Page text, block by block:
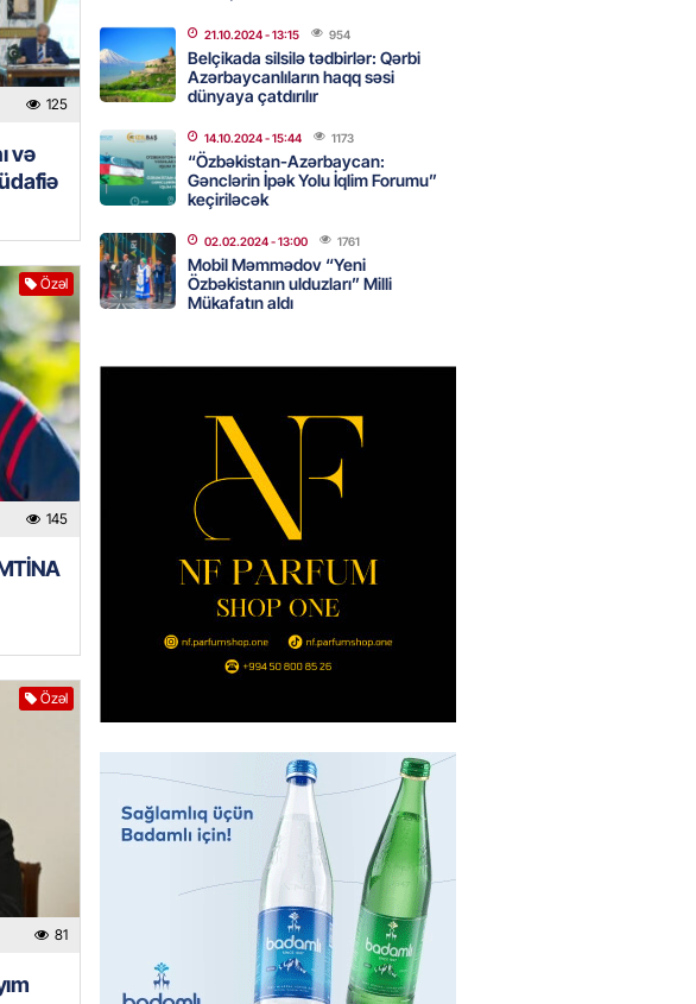
125
və
Özəl
145
Özəl
81
Azərbaycanda sabah 39 dərəcə isti
olacaq
07.08.2026- 14:30
REKLAM
Birbank Biznes-dən mikro biznes
kreditinə 5%-dək endirim
07.08.2026- 14:28
HADISƏ
şəxslər saxlanılıb
Kartdan karta istədiyiniz qədər
köçürmə edə bilərsiniz – VİDEO
Mişustin avtomobildə Paşinyana nə
GÜNDƏM
Prezidentdən Abel Məhərrəmovun oğlu
ilə bağlı SƏRƏNCAM
07.08.2026- 13:30 101
Prezidentdən Xəzər Fərhadov ilə bağlı
SƏRƏNCAM
07.08.2026 - 13:15 80
21.10.2024- 13:15 954
Belçikada silsilə tədbirlər: Qərbi
Azərbaycanlıların haqq səsi
dünyaya çatdırılır
14.10.2024- 15:44 1173
“Özbəkistan-Azərbaycan:
Gənclərin İpək Yolu İqlim Forumu”
keçiriləcək
02.02.2024- 13:00 1761
Mobil Məmmədov “Yeni
Özbəkistanın ulduzları” Milli
Mükafatın aldı